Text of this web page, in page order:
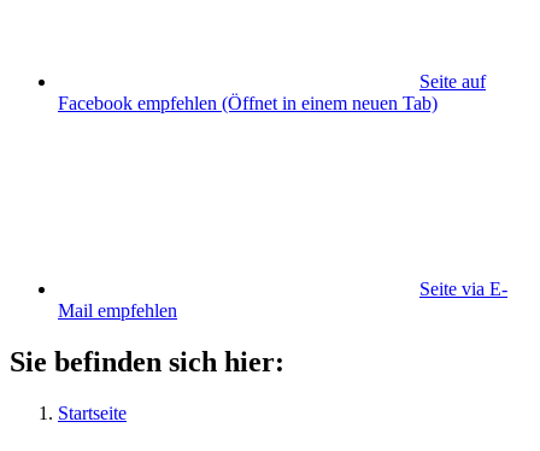
Seite auf
Facebook empfehlen (Öffnet in einem neuen Tab)
Seite via E-
Mail empfehlen
Sie befinden sich hier:
Startseite